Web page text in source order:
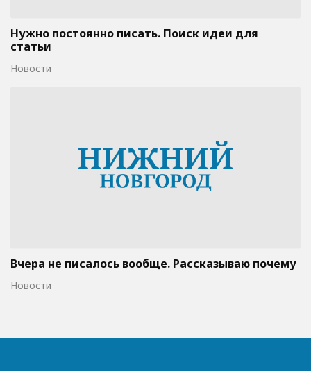
Нужно постоянно писать. Поиск идеи для
статьи
Новости
Вчера не писалось вообще. Рассказываю почему
Новости